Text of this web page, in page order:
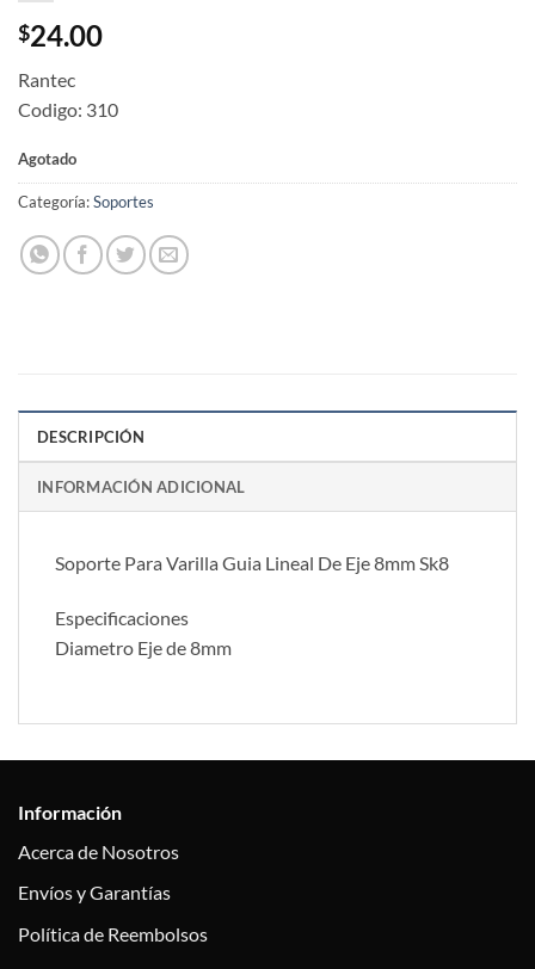
$24.00
Rantec
Codigo: 310
Agotado
Categoría:Soportes
DESCRIPCIÓN
INFORMACIÓN ADICIONAL
Soporte Para Varilla Guia Lineal De Eje 8mm Sk8
Especificaciones
Diametro Eje de 8mm
Información
Acerca de Nosotros
Envíos y Garantías
Política de Reembolsos